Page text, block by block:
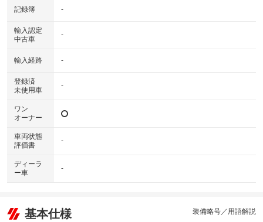
記録簿 -
輸入認定
中古車
-
輸入経路 -
登録済
未使用車
-
ワン
オーナー
車両状態
評価書
-
ディーラ
ー車
-
基本仕様 装備略号／用語解説